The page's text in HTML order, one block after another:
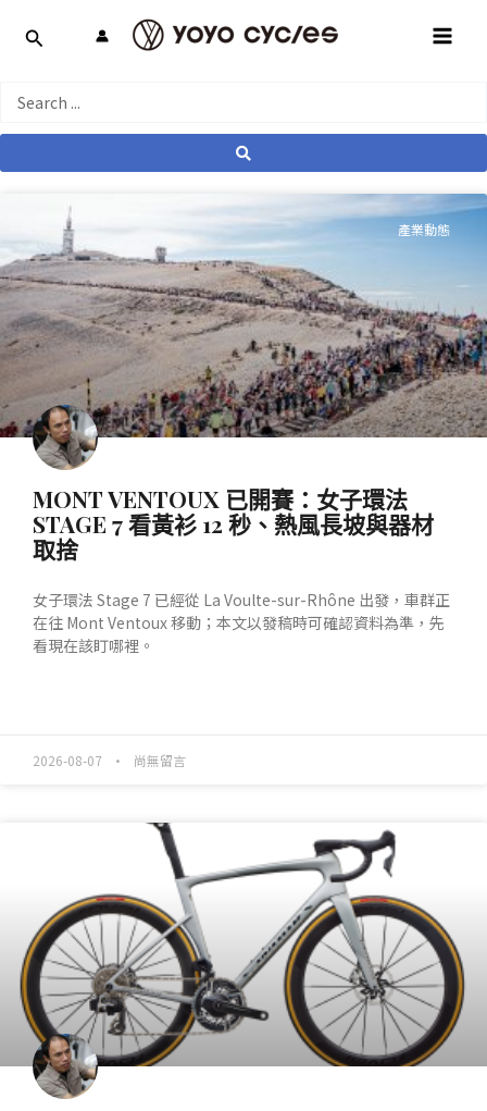
Search
產業動態
MONT VENTOUX 已開賽：女子環法
STAGE 7 看黃衫 12 秒、熱風長坡與器材
取捨
女子環法 Stage 7 已經從 La Voulte-sur-Rhône 出發，車群正
在往 Mont Ventoux 移動；本文以發稿時可確認資料為準，先
看現在該盯哪裡。
2026-08-07 尚無留言